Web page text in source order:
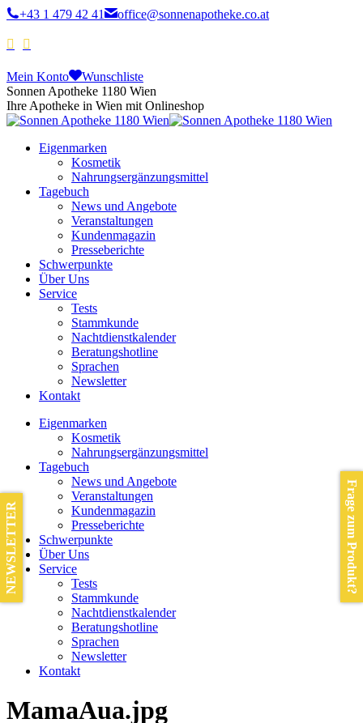
+43 1 479 42 41 office@sonnenapotheke.co.at
Mein Konto
Wunschliste
Sonnen Apotheke 1180 Wien
Ihre Apotheke in Wien mit Onlineshop
Eigenmarken
Kosmetik
Nahrungsergänzungsmittel
Tagebuch
News und Angebote
Veranstaltungen
Kundenmagazin
Presseberichte
Schwerpunkte
Über Uns
Service
Tests
Stammkunde
Nachtdienstkalender
Beratungshotline
Sprachen
Newsletter
Kontakt
Eigenmarken
Kosmetik
Nahrungsergänzungsmittel
Tagebuch
News und Angebote
Veranstaltungen
Kundenmagazin
Presseberichte
Schwerpunkte
Über Uns
Service
Tests
Stammkunde
Nachtdienstkalender
Beratungshotline
Sprachen
Newsletter
Kontakt
MamaAua.jpg
Frage zum Produkt?
NEWSLETTER